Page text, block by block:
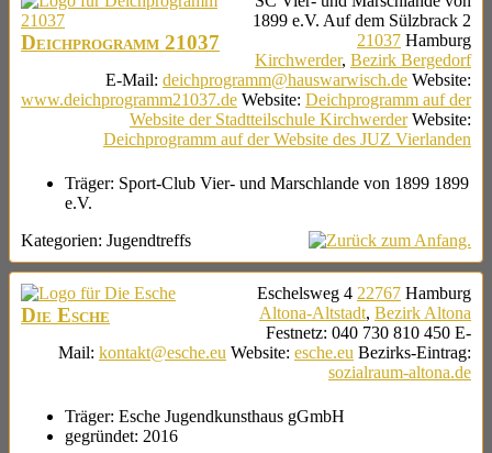
Deichprogramm 21037
1899 e.V. Auf dem Sülzbrack 2
21037 Hamburg
Kirchwerder, Bezirk Bergedorf
E-Mail: deichprogramm@hauswarwisch.de Website:
www.deichprogramm21037.de Website: Deichprogramm auf der
Website der Stadtteilschule Kirchwerder Website:
Deichprogramm auf der Website des JUZ Vierlanden
Träger: Sport-Club Vier- und Marschlande von 1899 1899
e.V.
Kategorien: Jugendtreffs
Die Esche
Eschelsweg 4 22767 Hamburg
Altona-Altstadt, Bezirk Altona
Festnetz: 040 730 810 450 E-
Mail: kontakt@esche.eu Website: esche.eu Bezirks-Eintrag:
sozialraum-altona.de
Träger: Esche Jugendkunsthaus gGmbH
gegründet: 2016